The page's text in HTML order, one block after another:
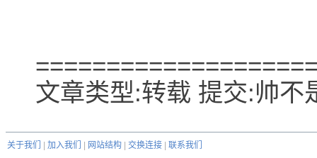
文章类型:转载 提交:帅不
关于我们 加入我们 网站结构 交换连接 联系我们